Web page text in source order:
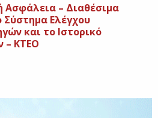
Ασφάλεια – Διαθέσιμα
Ελέγχου
και το Ιστορικό
– ΚΤΕΟ